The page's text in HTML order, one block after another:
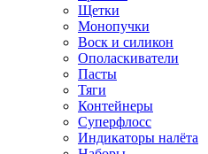
Щетки
Монопучки
Воск и силикон
Ополаскиватели
Пасты
Тяги
Контейнеры
Суперфлосс
Индикаторы налёта